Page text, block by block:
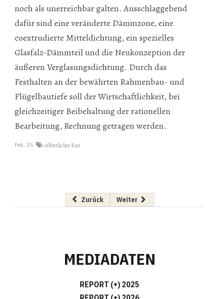
noch als unerreichbar galten. Ausschlaggebend
dafür sind eine veränderte Dämmzone, eine
coextrudierte Mitteldichtung, ein spezielles
Glasfalz-Dämmteil und die Neukonzeption der
äußeren Verglasungsdichtung. Durch das
Festhalten an der bewährten Rahmenbau- und
Flügelbautiefe soll der Wirtschaftlichkeit, bei
gleichzeitiger Beibehaltung der rationellen
Bearbeitung, Rechnung getragen werden.
Feb..25 öffentlicher Bau
Vorheriger Beitrag: 17 Millionen frisches Geld
Zurück Nächster Beitrag: Düstere
Weiter
MEDIADATEN
REPORT (+) 2025